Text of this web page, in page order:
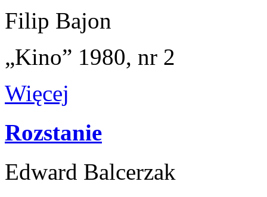
Filip Bajon
„Kino” 1980, nr 2
Więcej
Rozstanie
Edward Balcerzak